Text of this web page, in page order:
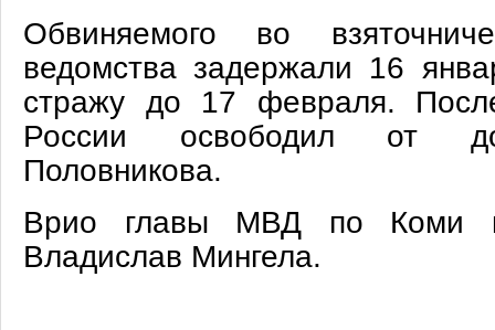
Обвиняемого во
ведомства задержали 16
стражу до 17 февраля.
России освободил от
Половникова.
Врио главы МВД по Коми
Владислав Мингела.